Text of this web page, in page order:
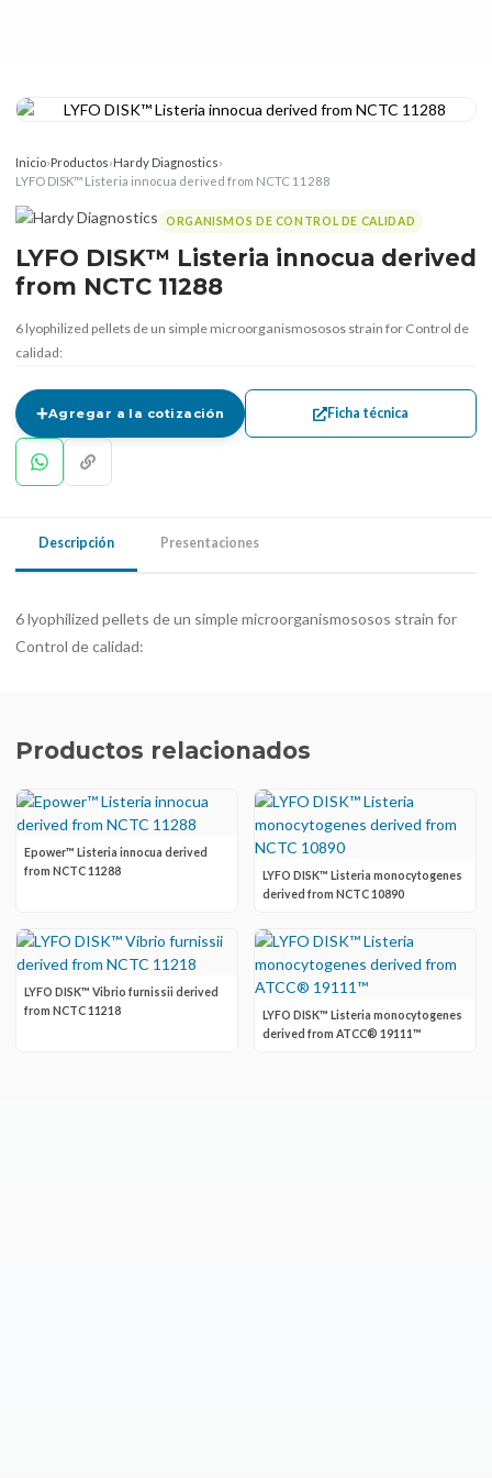
Inicio›Productos›Hardy Diagnostics›
LYFO DISK™ Listeria innocua derived from NCTC 11288
ORGANISMOS DE CONTROL DE CALIDAD
LYFO DISK™ Listeria innocua derived
from NCTC 11288
6 lyophilized pellets de un simple microorganismososos strain for Control de
calidad:
Agregar a la cotización Ficha técnica
Descripción Presentaciones
6 lyophilized pellets de un simple microorganismososos strain for
Control de calidad:
Productos relacionados
Epower™ Listeria innocua derived
from NCTC 11288
LYFO DISK™ Listeria monocytogenes
derived from NCTC 10890
LYFO DISK™ Vibrio furnissii derived
from NCTC 11218
LYFO DISK™ Listeria monocytogenes
derived from ATCC® 19111™